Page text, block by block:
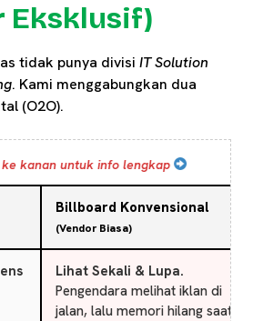
Eksklusif)
tidak punya divisi IT Solution
. Kami menggabungkan dua
(O2O).
ke kanan untuk info lengkap
Billboard Konvensional
(Vendor Biasa)
Lihat Sekali & Lupa.
Pengendara melihat iklan di
jalan, lalu memori hilang saat